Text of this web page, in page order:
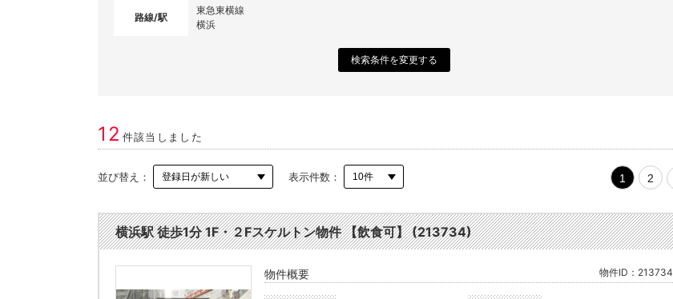
路線/駅
東急東横線
横浜
検索条件を変更する
12 件該当しました
並び替え： 表示件数： 1 2
横浜駅 徒歩1分 1F・２Fスケルトン物件 【飲食可】 (213734)
物件概要 物件ID：213734